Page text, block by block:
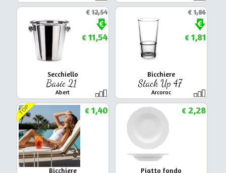
Secchiello
Basic 21
Abert
€12,54
€11,54
Bicchiere
Stack Up 47
Arcoroc
€1,86
€1,81
Bicchiere
TOP €1,40
Piatto fondo
€2,28